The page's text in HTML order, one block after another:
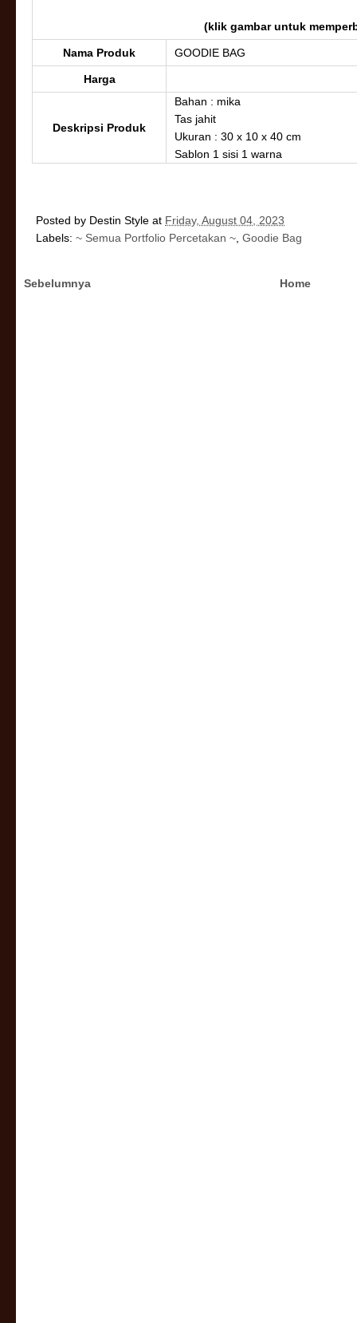
(klik gambar untuk
Nama Produk GOODIE BAG
Harga
Deskripsi Produk
Bahan : mika
Tas jahit
Ukuran : 30 x 10 x 40 cm
Sablon 1 sisi 1 warna
Posted by Destin Style at Friday, August 04, 2023
Labels: ~ Semua Portfolio Percetakan ~ Goodie Bag
Sebelumnya Home